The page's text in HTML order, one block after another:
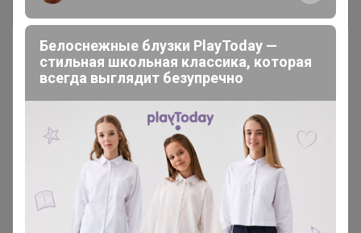
Реклама
Как здесь все устроено?
Как сделать заказ?
Как получить?
Белоснежные блузки PlayToday —
стильная школьная классика, которая
всегда выглядит безупречно